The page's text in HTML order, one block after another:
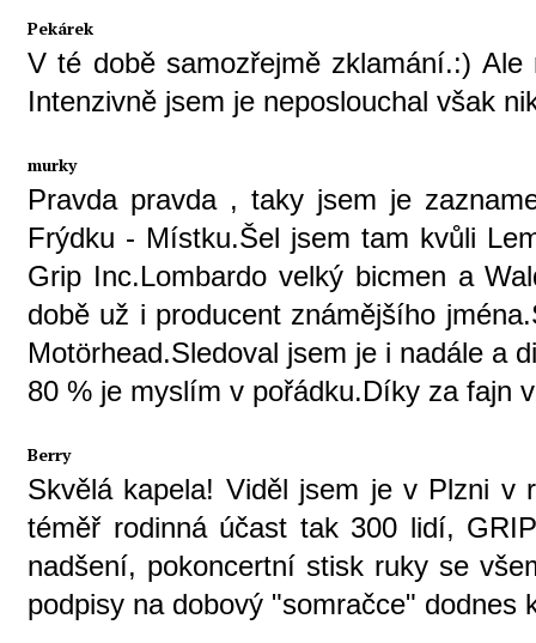
Pekárek
V té době samozřejmě zklamání.:)
Intenzivně jsem je neposlouchal však
murky
Pravda pravda , taky jsem je
Frýdku - Místku.Šel jsem tam kvůli
Grip Inc.Lombardo velký bicmen a
době už i producent známějšího
Motörhead.Sledoval jsem je i nadále a
80 % je myslím v pořádku.Díky za fajn
Berry
Skvělá kapela! Viděl jsem je v Plzni v
téměř rodinná účast tak 300 lidí,
nadšení, pokoncertní stisk ruky se
podpisy na dobový "somračce" dodnes